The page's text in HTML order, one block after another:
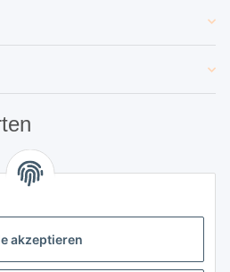
akzeptieren